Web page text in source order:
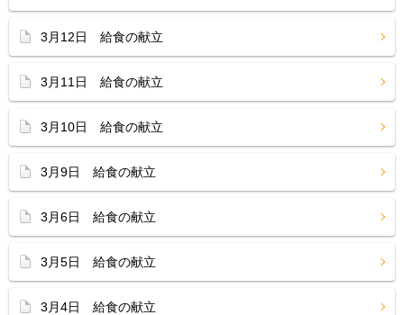
3月12日 給食の献立
3月11日 給食の献立
3月10日 給食の献立
3月9日 給食の献立
3月6日 給食の献立
3月5日 給食の献立
3月4日 給食の献立